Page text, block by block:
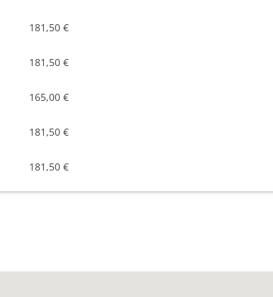
181,50 €
181,50 €
165,00 €
181,50 €
181,50 €